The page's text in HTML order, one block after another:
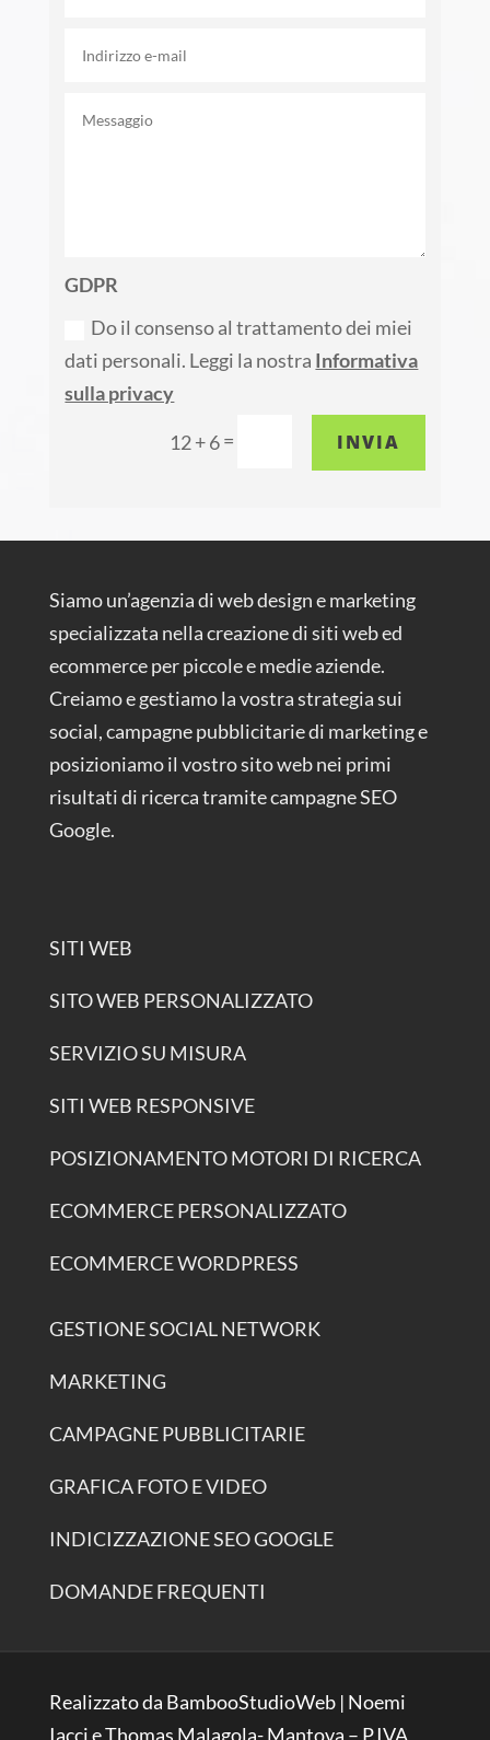
GDPR
Do il consenso al trattamento dei miei
dati personali. Leggi la nostra Informativa
sulla privacy
12 + 6= INVIA
Siamo un’agenzia di web design e marketing
specializzata nella creazione di siti web ed
ecommerce per piccole e medie aziende.
Creiamo e gestiamo la vostra strategia sui
social, campagne pubblicitarie di marketing e
posizioniamo il vostro sito web nei primi
risultati di ricerca tramite campagne SEO
Google.
SITI WEB
SITO WEB PERSONALIZZATO
SERVIZIO SU MISURA
SITI WEB RESPONSIVE
POSIZIONAMENTO MOTORI DI RICERCA
ECOMMERCE PERSONALIZZATO
ECOMMERCE WORDPRESS
GESTIONE SOCIAL NETWORK
MARKETING
CAMPAGNE PUBBLICITARIE
GRAFICA FOTO E VIDEO
INDICIZZAZIONE SEO GOOGLE
DOMANDE FREQUENTI
Realizzato da BambooStudioWeb | Noemi
Iacci e Thomas Malagola- Mantova – P.IVA